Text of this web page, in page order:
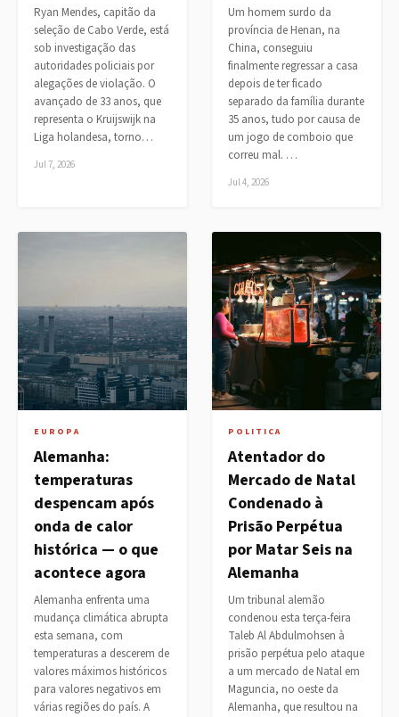
Ryan Mendes, capitão da
seleção de Cabo Verde, está
sob investigação das
autoridades policiais por
alegações de violação. O
avançado de 33 anos, que
representa o Kruijswijk na
Liga holandesa, torno…
Jul 7, 2026
Um homem surdo da
província de Henan, na
China, conseguiu
finalmente regressar a casa
depois de ter ficado
separado da família durante
35 anos, tudo por causa de
um jogo de comboio que
correu mal. …
Jul 4, 2026
EUROPA
Alemanha:
temperaturas
despencam após
onda de calor
histórica — o que
acontece agora
Alemanha enfrenta uma
mudança climática abrupta
esta semana, com
temperaturas a descerem de
valores máximos históricos
para valores negativos em
várias regiões do país. A
POLITICA
Atentador do
Mercado de Natal
Condenado à
Prisão Perpétua
por Matar Seis na
Alemanha
Um tribunal alemão
condenou esta terça-feira
Taleb Al Abdulmohsen à
prisão perpétua pelo ataque
a um mercado de Natal em
Maguncia, no oeste da
Alemanha, que resultou na